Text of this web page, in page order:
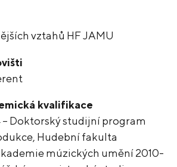
vztahů HF JAMU
kvalifikace
– Doktorský studijní program
Hudební fakulta
múzických umění 2010-